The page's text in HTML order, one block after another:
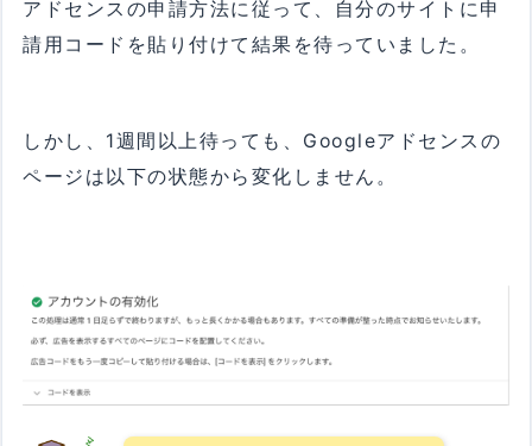
アドセンスの申請方法に従って、自分のサイトに申
請用コードを貼り付けて結果を待っていました。
しかし、1週間以上待っても、Googleアドセンスの
ページは以下の状態から変化しません。